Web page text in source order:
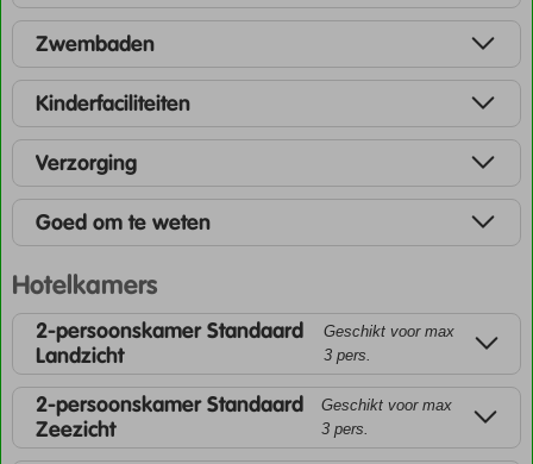
Zwembaden
Kinderfaciliteiten
Verzorging
Goed om te weten
Hotelkamers
2-persoonskamer Standaard
Landzicht
Geschikt voor max
3 pers.
2-persoonskamer Standaard
Zeezicht
Geschikt voor max
3 pers.